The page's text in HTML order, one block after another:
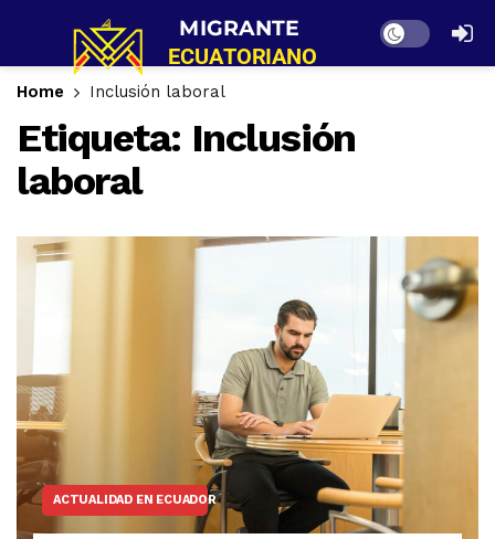
Dark mode
Home Inclusión laboral
Etiqueta: Inclusión
laboral
ACTUALIDAD EN ECUADOR